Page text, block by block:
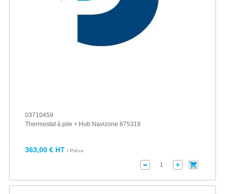
03710459
Thermostat à pile + Hub Navizone 875319
363,00 € HT / Pièce